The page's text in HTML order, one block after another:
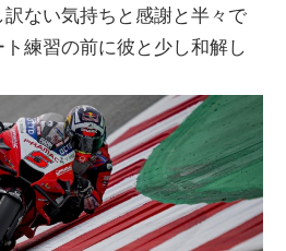
ない気持ちと感謝と半々で
練習の前に彼と少し和解し